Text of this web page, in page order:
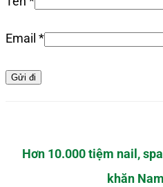
Email *
Hơn 10.000 tiệm nail,
khăn